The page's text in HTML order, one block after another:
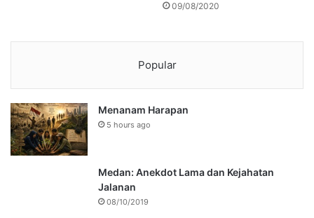
09/08/2020
Popular
Menanam Harapan
5 hours ago
Medan: Anekdot Lama dan Kejahatan
Jalanan
08/10/2019